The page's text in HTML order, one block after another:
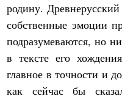
родину.
собственные эмоции
подразумеваются, но
в тексте его
главное в точности и
как сейчас бы